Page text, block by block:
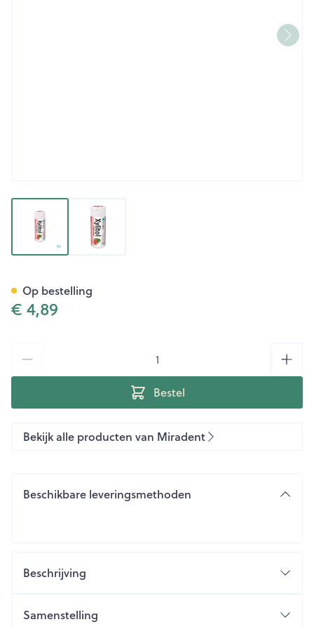
View larger imageView larger image
€ 4,89
Bestel
Op bestelling
Bekijk alle producten van Miradent
Beschikbare leveringsmethoden
Beschrijving
Samenstelling